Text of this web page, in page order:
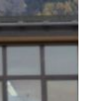
KONTAKT